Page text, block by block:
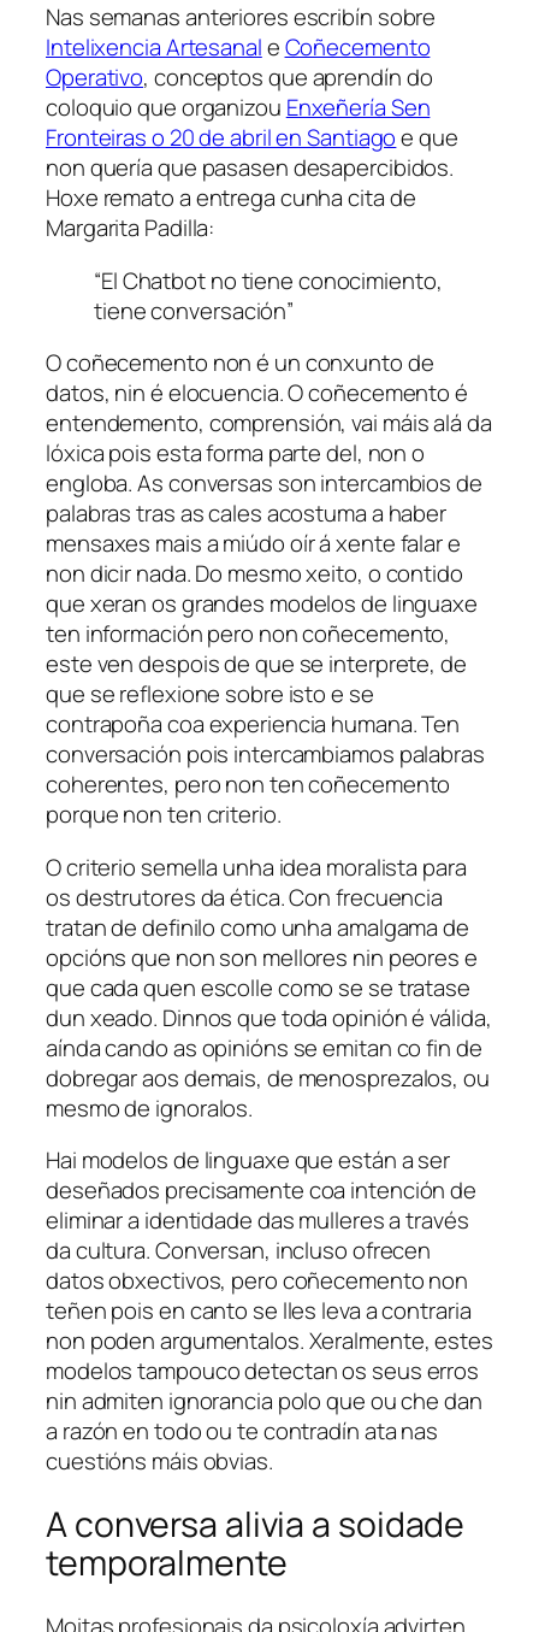
Nas semanas anteriores escribín sobre
Intelixencia ArtesanaleCoñecemento
Operativo, conceptos que aprendín do
coloquio que organizou Enxeñería Sen
Fronteiras o 20 de abril en Santiagoe que
non quería que pasasen desapercibidos.
Hoxe remato a entrega cunha cita de
Margarita Padilla:
“El Chatbot no tiene conocimiento,
tiene conversación”
O coñecemento non é un conxunto de
datos, nin é elocuencia. O coñecemento é
entendemento, comprensión, vai máis alá da
lóxica pois esta forma parte del, non o
engloba. As conversas son intercambios de
palabras tras as cales acostuma a haber
mensaxes mais a miúdo oír á xente falar e
non dicir nada. Do mesmo xeito, o contido
que xeran os grandes modelos de linguaxe
ten información pero non coñecemento,
este ven despois de que se interprete, de
que se reflexione sobre isto e se
contrapoña coa experiencia humana. Ten
conversación pois intercambiamos palabras
coherentes, pero non ten coñecemento
porque non ten criterio.
O criterio semella unha idea moralista para
os destrutores da ética. Con frecuencia
tratan de definilo como unha amalgama de
opcións que non son mellores nin peores e
que cada quen escolle como se se tratase
dun xeado. Dinnos que toda opinión é válida,
aínda cando as opinións se emitan co fin de
dobregar aos demais, de menosprezalos, ou
mesmo de ignoralos.
Hai modelos de linguaxe que están a ser
deseñados precisamente coa intención de
eliminar a identidade das mulleres a través
da cultura. Conversan, incluso ofrecen
datos obxectivos, pero coñecemento non
teñen pois en canto se lles leva a contraria
non poden argumentalos. Xeralmente, estes
modelos tampouco detectan os seus erros
nin admiten ignorancia polo que ou che dan
a razón en todo ou te contradín ata nas
cuestións máis obvias.
A conversa alivia a soidade
temporalmente
Moitas profesionais da psicoloxía advirten